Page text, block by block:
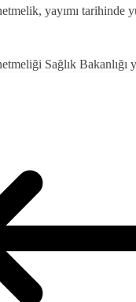
yayımı tarihinde
Sağlık Bakanlığı